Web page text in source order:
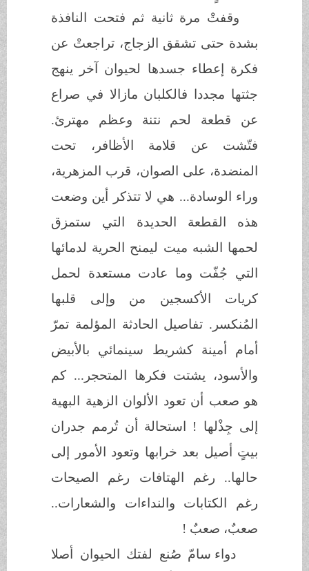
وقفتْ مرة ثانية ثم فتحت النافذة
بشدة حتى تشقق الزجاج، تراجعتْ عن
فكرة إعطاء جسدها لحيوان آخر ينهج
جثتها مجددا فالكلبان مازالا في صراع
عن قطعة لحم نتنة وعظم مهترئ.
فتّشت عن قلامة الأظافر، تحت
المنضدة، على الصوان، قرب المزهرية،
وراء الوسادة... هي لا تتذكر أين وضعت
هذه القطعة الحديدة التي ستمزق
لحمها الشبه ميت ليمنح الحرية لدمائها
التي جُفّت وما عادت مستعدة لحمل
كريات الأكسجين من وإلى قلبها
المُنكسر. تفاصيل الحادثة المؤلمة تمرّ
أمام أمينة كشريط سينمائي بالأبيض
والأسود، يشتت فكرها المتحجر... كم
هو صعب أن تعود الألوان الزهية البهية
إلى جِذْلها!استحالة أن تُرمم جدران
بيتٍ أصيل بعد خرابها وتعود الأمور إلى
حالها.. رغم الهتافات رغم الصيحات
رغم الكتابات والنداءات والشعارات..
صعبٌ، صعبٌ!
دواء سامّ صُنع لفتك الحيوان أصلا